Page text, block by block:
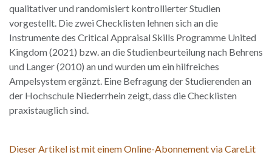
qualitativer und randomisiert kontrollierter Studien
vorgestellt. Die zwei Checklisten lehnen sich an die
Instrumente des Critical Appraisal Skills Programme United
Kingdom (2021) bzw. an die Studienbeurteilung nach Behrens
und Langer (2010) an und wurden um ein hilfreiches
Ampelsystem ergänzt. Eine Befragung der Studierenden an
der Hochschule Niederrhein zeigt, dass die Checklisten
praxistauglich sind.
Dieser Artikel ist mit einem Online-Abonnement via CareLit